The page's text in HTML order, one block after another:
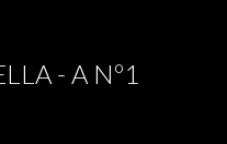
- A Nº1